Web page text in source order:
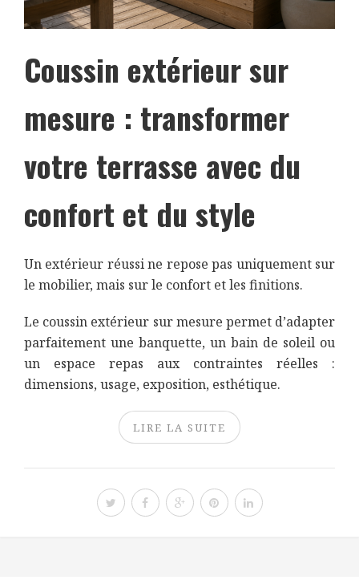
Coussin extérieur sur
mesure : transformer
votre terrasse avec du
confort et du style
Un extérieur réussi ne repose pas uniquement sur
le mobilier, mais sur le confort et les finitions.
Le coussin extérieur sur mesure permet d’adapter
parfaitement une banquette, un bain de soleil ou
un espace repas aux contraintes réelles :
dimensions, usage, exposition, esthétique.
LIRE LA SUITE